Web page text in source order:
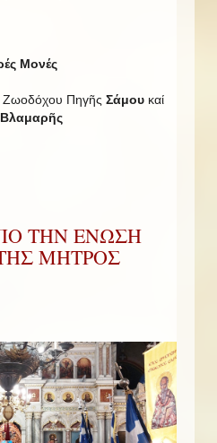
Μονές
Ζωοδόχου Πηγῆς Σάμου καί
Βλαμαρῆς
ΤΗΝ ΕΝΩΣΗ
ΜΗΤΡΟΣ